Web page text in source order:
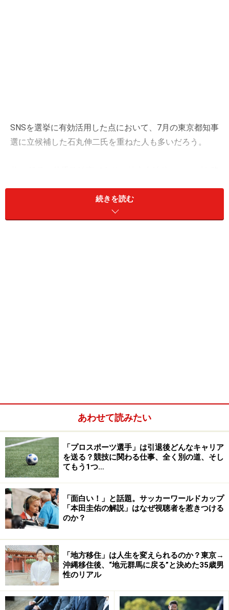
SNSを選挙に有効活用した点において、7月の東京都知事
選に立候補した石丸伸二氏を重ねた人も多いだろう。
ャリアの違いから見える政治家としての資質や強み、そ
はどのような点にあるのだろう。
である。確かに二人のメディアでの受け応えは大変論理
的で、話し方や説明も分かりやすい。
偏差値トップ大学の出身者は受験で求められる知識量や
記憶力が着目されがちだが、実は
権者に対して政策やビジョンを伝える際に、より論理的
に分かりやすく伝えるためには、この論理的思考力が必
須であり、斎藤氏と石丸氏は共にその能力に秀でている
ことが分かる。
続きを読む
あわせて読みたい
「プロスポーツ選手」は引退後どんなキャリア
を送る？競技に関わる仕事、全く別の道、そし
てもう1つ…
「面白い！」と話題。サッカーワールドカップ
「本田圭佑の解説」はなぜ視聴者を惹きつける
のか？
「地方移住」は人生を変えられるのか？東京→
沖縄移住後、“地元群馬に戻る”と決めた35歳男
性のリアル